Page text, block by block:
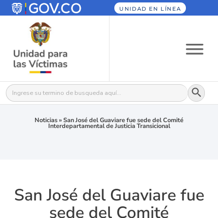
UNIDAD EN LÍNEA
Buscar: Botón
Noticias»San José del Guaviare fue sede del Comité
Interdepartamental de Justicia Transicional
San José del Guaviare fue
sede del Comité